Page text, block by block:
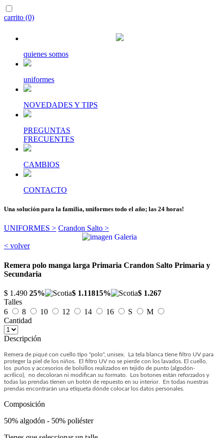
carrito (0)
quienes somos
uniformes
NOVEDADES Y TIPS
PREGUNTAS
FRECUENTES
CAMBIOS
CONTACTO
Una solución para la familia, uniformes todo el año; las 24 horas!
UNIFORMES > Crandon Salto >
< volver
Remera polo manga larga Primaria Crandon Salto Primaria y
Secundaria
$ 1.490 25% $ 1.11815%
$ 1.267
Talles
6
8 10 12 14 16 S
M
Cantidad
Descripción
Remera de piqué con cuello tipo "polo", unisex. La tela blanca tiene filtro UV para
proteger la piel de los niños. El filtro UV no se pierde con los lavados. El cuello,
los puños y accesorios de bolsillos realizados en tejido de punto (algodón-
acrílico), no decoloran ni modifican su formato. Los botones están reforzados y
todas las prendas tienen un botón de repuesto en su interior. En todas nuestras
prendas encontrarán una etiqueta dónde colocar los datos personales.
Composición
50% algodón - 50% poliéster